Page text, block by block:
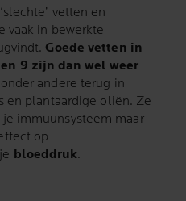
vetten en
vaak in bewerkte
Goede vetten in
9 zijn dan wel weer
andere terug in
en plantaardige oliën. Ze
immuunsysteem maar
op
bloeddruk.